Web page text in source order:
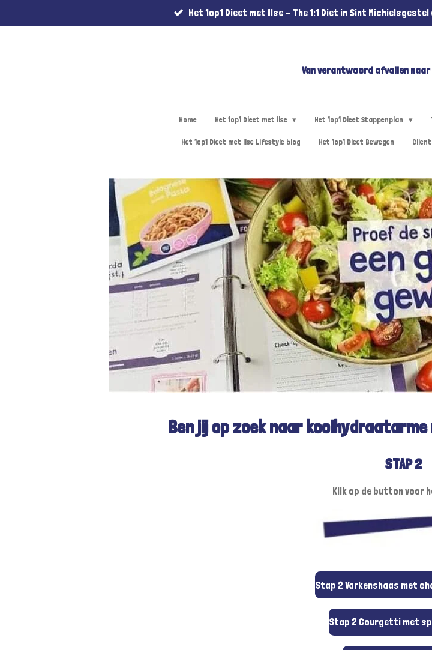
direct
Het 1op1 Dieet met Ilse - The 1:1 Diet in Sint Michielsgestel
Van verantwoord afvallen
Home Het 1op1 Dieet met Ilse Het 1op1 Dieet Stappenplan
Het 1op1 Dieet met Ilse Lifestyle blog Het 1op1 Dieet Bewegen
Ben jij op zoek naar
STAP 2
Klik op de button voor
Stap 2 Varkenshaas met
Stap 2 Courgetti met